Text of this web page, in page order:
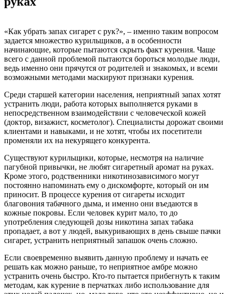
«Как убрать запах сигарет с рук?», – именно таким вопросом
задается множество курильщиков, а в особенности
начинающие, которые пытаются скрыть факт курения. Чаще
всего с данной проблемой пытаются бороться молодые люди,
ведь именно они прячутся от родителей и знакомых, и всеми
возможными методами маскируют признаки курения.
Среди старшей категории населения, неприятный запах хотят
устранить люди, работа которых выполняется руками в
непосредственном взаимодействии с человеческой кожей
(доктор, визажист, косметолог). Специалисты дорожат своими
клиентами и навыками, и не хотят, чтобы их посетители
променяли их на некурящего конкурента.
Существуют курильщики, которые, несмотря на наличие
пагубной привычки, не любят сигаретный аромат на руках.
Кроме этого, родственники никотинозависимого могут
постоянно напоминать ему о дискомфорте, который он им
приносит. В процессе курения от сигареты исходит
благовония табачного дыма, и именно они въедаются в
кожные покровы. Если человек курит мало, то до
употребления следующей дозы никотина запах табака
пропадает, а вот у людей, выкуривающих в день свыше пачки
сигарет, устранить неприятный запашок очень сложно.
Если своевременно выявить данную проблему и начать ее
решать как можно раньше, то неприятное амбре можно
устранить очень быстро. Кто-то пытается прибегнуть к таким
методам, как курение в перчатках либо использование для